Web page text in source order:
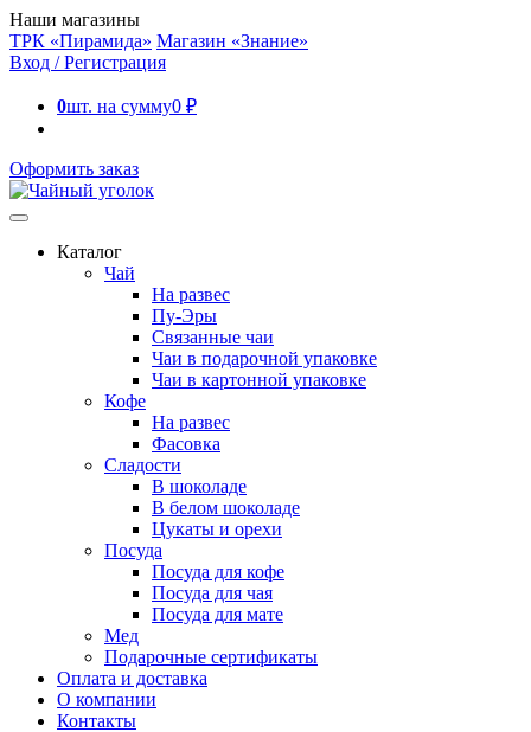
Наши магазины
ТРК «Пирамида» Магазин «Знание»
Вход / Регистрация
0шт. на сумму0 ₽
Оформить заказ
Каталог
Чай
На развес
Пу-Эры
Связанные чаи
Чаи в подарочной упаковке
Чаи в картонной упаковке
Кофе
На развес
Фасовка
Сладости
В шоколаде
В белом шоколаде
Цукаты и орехи
Посуда
Посуда для кофе
Посуда для чая
Посуда для мате
Мед
Подарочные сертификаты
Оплата и доставка
О компании
Контакты